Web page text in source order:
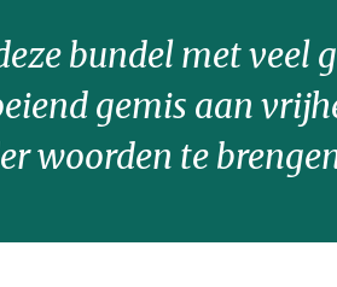
bundel met veel
gemis aan
woorden te